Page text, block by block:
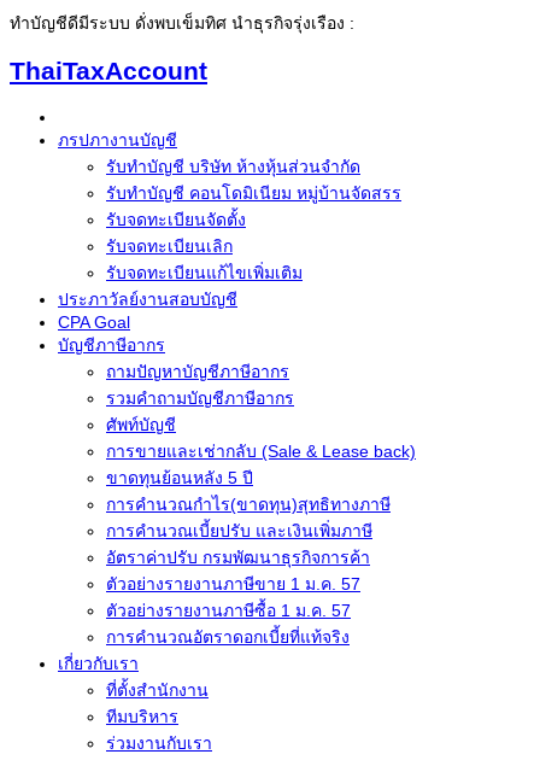
ทำบัญชีดีมีระบบ ดั่งพบเข็มทิศ นำธุรกิจรุ่งเรือง :
ThaiTaxAccount
ภรปภางานบัญชี
รับทำบัญชี บริษัท ห้างหุ้นส่วนจำกัด
รับทำบัญชี คอนโดมิเนียม หมู่บ้านจัดสรร
รับจดทะเบียนจัดตั้ง
รับจดทะเบียนเลิก
รับจดทะเบียนแก้ไขเพิ่มเติม
ประภาวัลย์งานสอบบัญชี
CPA Goal
บัญชีภาษีอากร
ถามปัญหาบัญชีภาษีอากร
รวมคำถามบัญชีภาษีอากร
ศัพท์บัญชี
การขายและเช่ากลับ (Sale & Lease back)
ขาดทุนย้อนหลัง 5 ปี
การคำนวณกำไร(ขาดทุน)สุทธิทางภาษี
การคำนวณเบี้ยปรับ และเงินเพิ่มภาษี
อัตราค่าปรับ กรมพัฒนาธุรกิจการค้า
ตัวอย่างรายงานภาษีขาย 1 ม.ค. 57
การคำนวณอัตราดอกเบี้ยที่แท้จริง
เกี่ยวกับเรา
ที่ตั้งสำนักงาน
ทีมบริหาร
ร่วมงานกับเรา